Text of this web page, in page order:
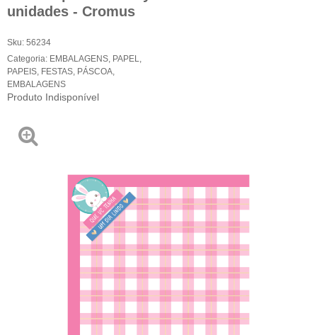
unidades - Cromus
Sku: 56234
Categoria: EMBALAGENS PAPEL
PAPEIS FESTAS PÁSCOA
EMBALAGENS
Produto Indisponível